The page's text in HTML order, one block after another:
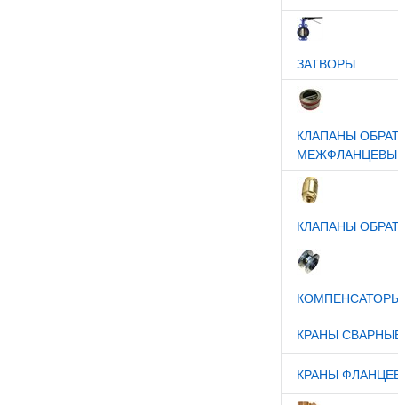
ЗАТВОРЫ
КЛАПАНЫ
КЛАПАНЫ
КРАНЫ
КРАНЫ